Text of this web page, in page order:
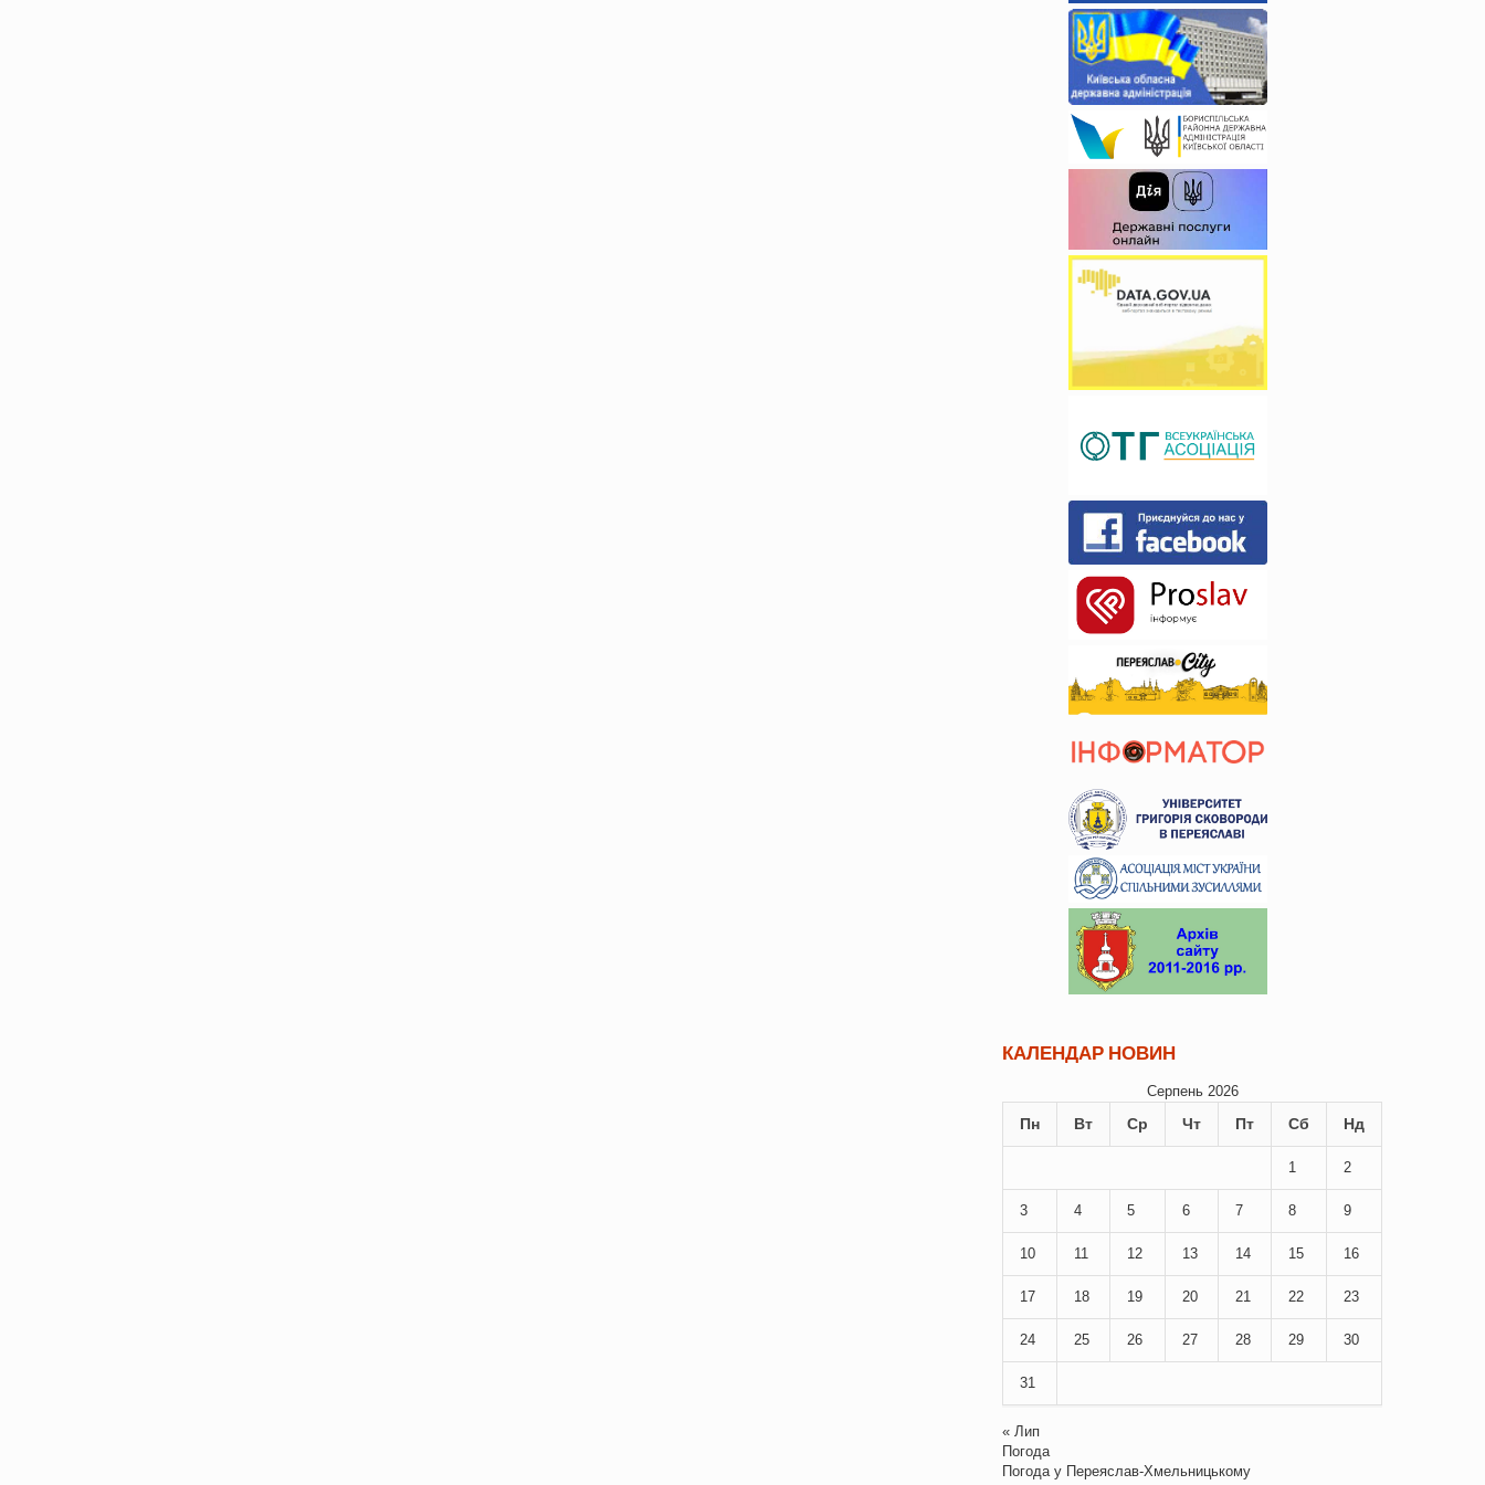
КАЛЕНДАР НОВИН
Серпень 2026
Пн Вт Ср Чт Пт Сб Нд
1 2
3 4 5 6 7 8 9
10 11 12 13 14 15 16
17 18 19 20 21 22 23
24 25 26 27 28 29 30
31
« Лип
Погода
Погода у Переяслав-Хмельницькому